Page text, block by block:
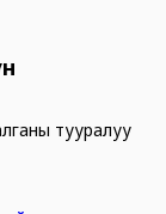
тууралуу